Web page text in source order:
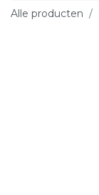
Alle producten